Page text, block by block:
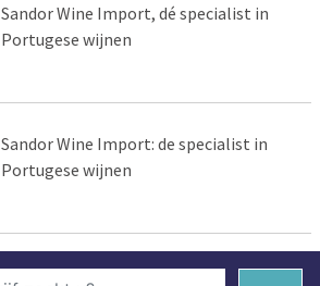
Sandor Wine Import, dé specialist in
Portugese wijnen
Sandor Wine Import: de specialist in
Portugese wijnen